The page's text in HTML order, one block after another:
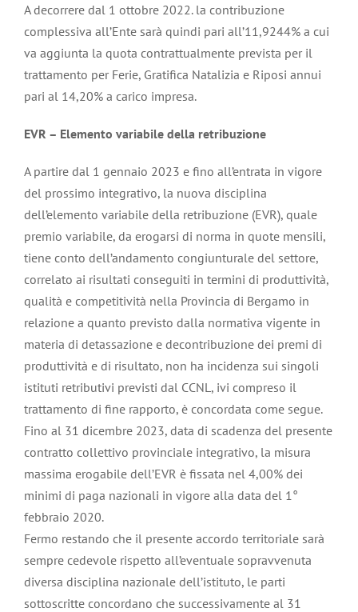
A decorrere dal 1 ottobre 2022. la contribuzione
complessiva all’Ente sarà quindi pari all’11,9244% a cui
va aggiunta la quota contrattualmente prevista per il
trattamento per Ferie, Gratifica Natalizia e Riposi annui
pari al 14,20% a carico impresa.
EVR – Elemento variabile della retribuzione
A partire dal 1 gennaio 2023 e fino all’entrata in vigore
del prossimo integrativo, la nuova disciplina
dell’elemento variabile della retribuzione (EVR), quale
premio variabile, da erogarsi di norma in quote mensili,
tiene conto dell’andamento congiunturale del settore,
correlato ai risultati conseguiti in termini di produttività,
qualità e competitività nella Provincia di Bergamo in
relazione a quanto previsto dalla normativa vigente in
materia di detassazione e decontribuzione dei premi di
produttività e di risultato, non ha incidenza sui singoli
istituti retributivi previsti dal CCNL, ivi compreso il
trattamento di fine rapporto, è concordata come segue.
Fino al 31 dicembre 2023, data di scadenza del presente
contratto collettivo provinciale integrativo, la misura
massima erogabile dell’EVR è fissata nel 4,00% dei
minimi di paga nazionali in vigore alla data del 1°
febbraio 2020.
Fermo restando che il presente accordo territoriale sarà
sempre cedevole rispetto all’eventuale sopravvenuta
diversa disciplina nazionale dell’istituto, le parti
sottoscritte concordano che successivamente al 31